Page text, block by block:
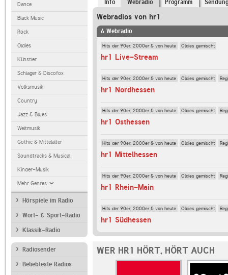
Dance
Black Music
Rock
Oldies
Künstler
Schlager & Discofox
Volksmusik
Country
Jazz & Blues
Weltmusik
Gothic & Mittelalter
Soundtracks & Musical
Kinder-Musik
Mehr Genres
Hörspiele im Radio
Wort- & Sport-Radio
Klassik-Radio
Radiosender
Beliebteste Radios
Info Webradio Programm
Webradios von hr1
6 Webradio
Hits der 90er, 2000er & von heute Oldies gemischt
hr1 Live-Stream
Hits der 90er, 2000er & von heute Oldies gemischt
hr1 Nordhessen
Hits der 90er, 2000er & von heute Oldies gemischt
hr1 Osthessen
Hits der 90er, 2000er & von heute Oldies gemischt
hr1 Mittelhessen
Hits der 90er, 2000er & von heute Oldies gemischt
hr1 Rhein-Main
Hits der 90er, 2000er & von heute Oldies gemischt
hr1 Südhessen
WER HR1 HÖRT, HÖRT AUCH